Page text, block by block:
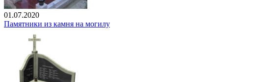
01.07.2020
Памятники из камня на могилу